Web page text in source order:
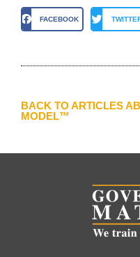
FACEBOOK
BACK TO ARTICLES
MODEL™